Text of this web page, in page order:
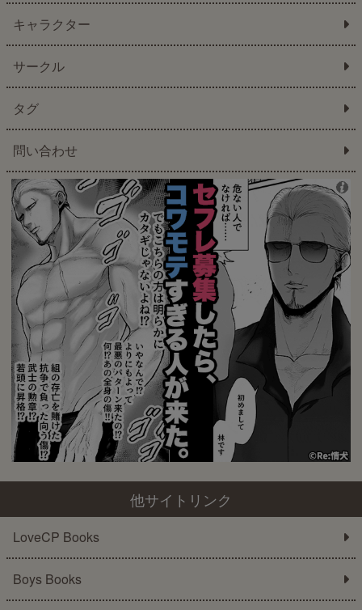
キャラクター
サークル
タグ
問い合わせ
他サイトリンク
LoveCP Books
Boys Books